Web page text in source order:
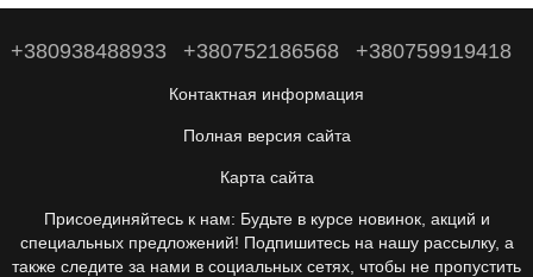
+380938488933 +380752186568 +380759919418
Контактная информация
Полная версия сайта
Карта сайта
Присоединяйтесь к нам: Будьте в курсе новинок, акций и
специальных предложений! Подпишитесь на нашу рассылку, а
также следите за нами в социальных сетях, чтобы не пропустить